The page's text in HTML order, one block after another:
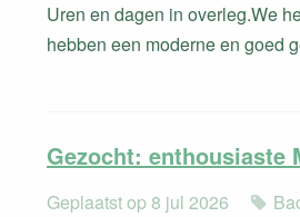
Uren en dagen in overleg.We
hebben een moderne en goed
Gezocht: enthousiaste
Geplaatst op 8 jul 2026